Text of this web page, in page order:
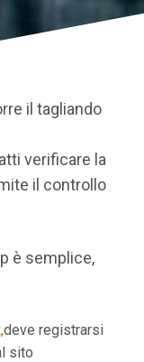
il tagliando
verificare la
il controllo
è semplice,
,deve registrarsi
sito